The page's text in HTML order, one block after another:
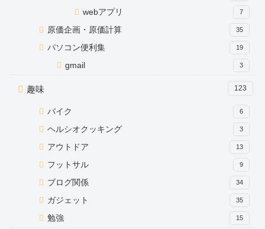
webアプリ 7
原価企画・原価計算 35
パソコン便利集 19
gmail 3
趣味 123
バイク 6
ヘルシオクッキング 3
アウトドア 13
フットサル 9
ブログ関係 34
ガジェット 35
勉強 15